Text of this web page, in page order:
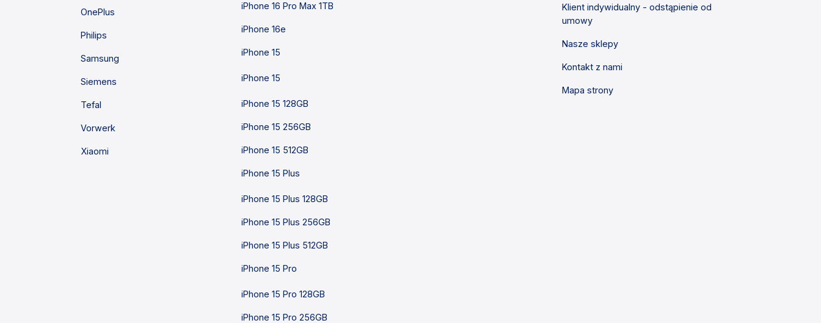
OnePlus
Philips
Samsung
Siemens
Tefal
Vorwerk
Xiaomi
iPhone 16 Pro Max 1TB
iPhone 16e
iPhone 15
iPhone 15
iPhone 15 128GB
iPhone 15 256GB
iPhone 15 512GB
iPhone 15 Plus
iPhone 15 Plus 128GB
iPhone 15 Plus 256GB
iPhone 15 Plus 512GB
iPhone 15 Pro
iPhone 15 Pro 128GB
iPhone 15 Pro 256GB
Klient indywidualny - odstąpienie od
umowy
Nasze sklepy
Kontakt z nami
Mapa strony